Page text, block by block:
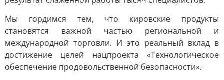
Мы гордимся тем, что кировские продукты
становятся важной частью региональной и
международной торговли. И это реальный вклад в
достижение целей нацпроекта «Технологическое
обеспечение продовольственной безопасности».